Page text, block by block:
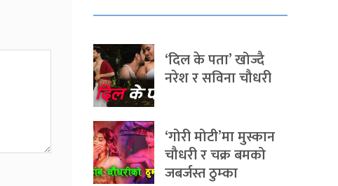
‘दिल के पता’ खोज्दै
नरेश र सविना चौधरी
‘गोरी मोटी’मा मुस्कान
चौधरी र चक्र बमको
जबर्जस्त ठुम्का